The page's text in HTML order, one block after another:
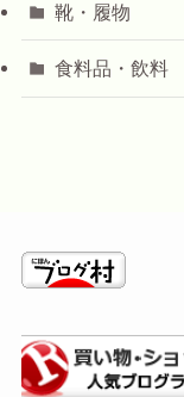
靴・履物
食料品・飲料